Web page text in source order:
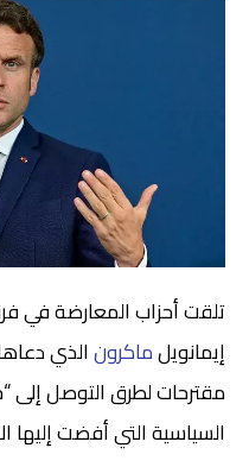
تلقت أحزاب المعارضة في
إيمانويلماكرون
مقترحات لطرق التوصل إلى
السياسية التي أفضت إليها